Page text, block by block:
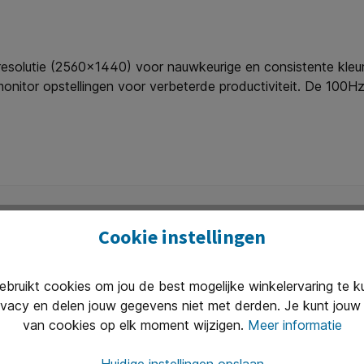
(2560x1440) voor nauwkeurige en consistente
opstellingen voor verbeterde productiviteit. De
van 8.30 tot 17.00 te woord per
Uitstekend
Onze
(2400+
Cookie instellingen
cookies om jou de best mogelijke winkelervaring te
en delen jouw gegevens niet met derden. Je kunt
van cookies op elk moment wijzigen. Meer informatie